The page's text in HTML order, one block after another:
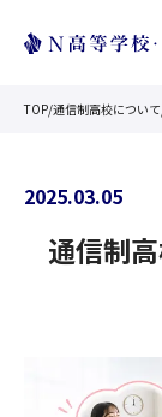
TOP/通信制高校について
2025.03.05
通信制